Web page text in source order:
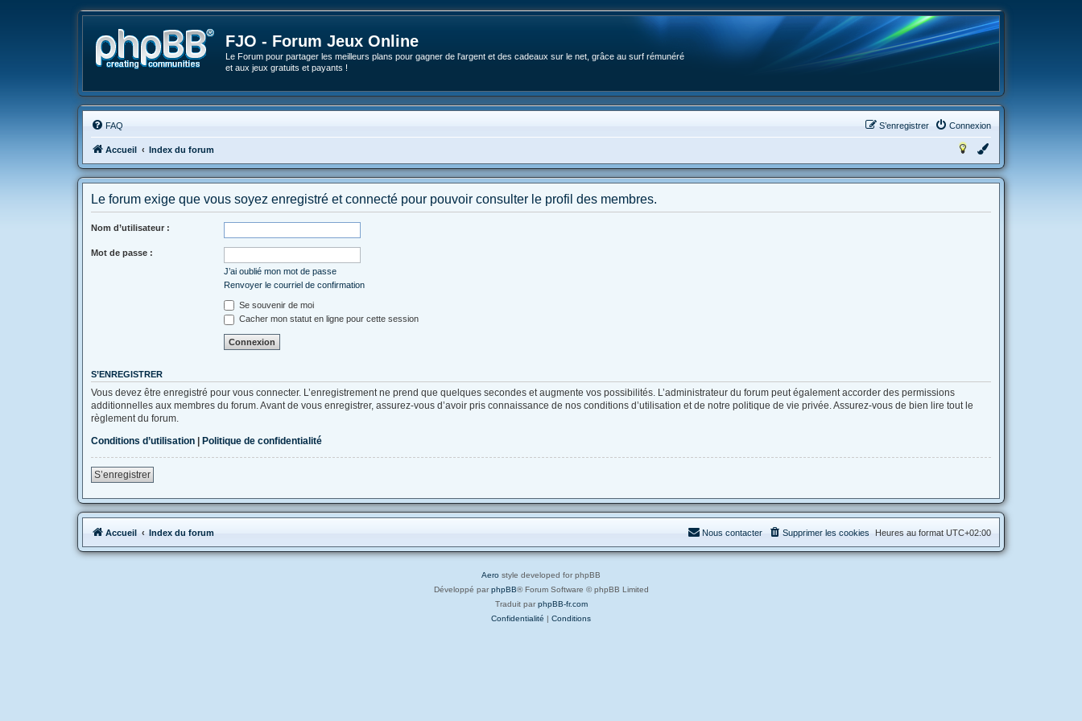
FJO - Forum Jeux Online
Le Forum pour partager les meilleurs plans pour gagner de l'argent et des cadeaux sur le net, grâce au surf rémunéré
et aux jeux gratuits et payants !
FAQ Connexion
S’enregistrer
Accueil Index du forum
Le forum exige que vous soyez enregistré et connecté pour pouvoir consulter le profil des membres.
Nom d’utilisateur :
Mot de passe :
J’ai oublié mon mot de passe
Renvoyer le courriel de confirmation
Se souvenir de moi
Cacher mon statut en ligne pour cette session
S’ENREGISTRER
Vous devez être enregistré pour vous connecter. L’enregistrement ne prend que quelques secondes et augmente vos possibilités. L’administrateur du forum peut également accorder des permissions
additionnelles aux membres du forum. Avant de vous enregistrer, assurez-vous d’avoir pris connaissance de nos conditions d’utilisation et de notre politique de vie privée. Assurez-vous de bien lire tout le
règlement du forum.
Conditions d’utilisation
Politique de confidentialité
S’enregistrer
Accueil Index du forum Heures au format UTC+02:00
Supprimer les cookies
Nous contacter
Aero style developed for phpBB
Développé par phpBB® Forum Software © phpBB Limited
Traduit par phpBB-fr.com
Confidentialité | Conditions